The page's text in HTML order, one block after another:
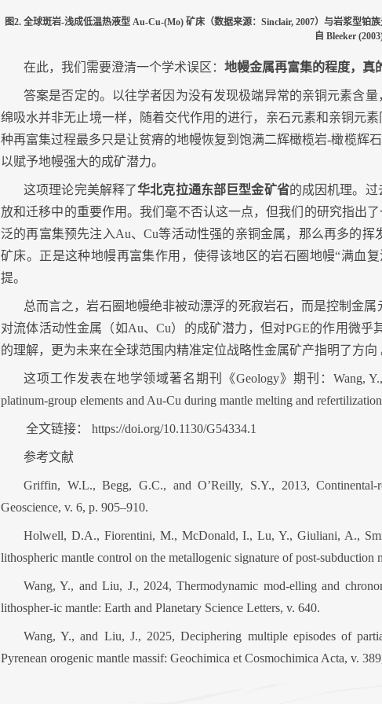
图2. 全球斑岩-浅成低温热液型 Au-Cu-(Mo) 矿床（数据来源：Sinclair, 2007）与岩浆型铂
自 Bleeker (2003)
在此，我们需要澄清一个学术误区： 地幔金属再富集的程度，真
答案是否定的。以往学者因为没有发现极端异常的亲铜元素含
绵吸水并非无止境一样，随着交代作用的进行，亲石元素和亲铜元
种再富集过程最多只是让贫瘠的地幔恢复到饱满二辉橄榄岩-橄榄辉
以赋予地幔强大的成矿潜力。
这项理论完美解释了华北克拉通东部巨型金矿省的成因机理。过
放和迁移中的重要作用。我们毫不否认这一点，但我们的研究指出
泛的再富集预先注入Au、Cu等活动性强的亲铜金属，那么再多的挥
矿床。正是这种地幔再富集作用，使得该地区的岩石圈地幔“满血
提。
总而言之，岩石圈地幔绝非被动漂浮的死寂岩石，而是控制金属
对流体活动性金属（如Au、Cu）的成矿潜力，但对PGE的作用微乎
的理解，更为未来在全球范围内精准定位战略性金属矿产指明了方向
这项工作发表在地学领域著名期刊《Geology》期刊： Wang,
platinum-group elements and Au-Cu during mantle melting and
全文链接： https://doi.org/10.1130/G54334.1
参考文献
Griffin, W.L., Begg, G.C., and O’Reilly, S.Y., 2013,
Geoscience, v. 6, p. 905–910.
Holwell, D.A., Fiorentini, M., McDonald, I., Lu, Y., Giuliani, A.,
lithospheric mantle control on the metallogenic signature of post-subduction
Wang, Y., and Liu, J., 2024, Thermodynamic mod-elling and
lithospher-ic mantle: Earth and Planetary Science Letters, v. 640.
Wang, Y., and Liu, J., 2025, Deciphering multiple episodes of
Pyrenean orogenic mantle massif: Geochimica et Cosmochimica Acta, v.